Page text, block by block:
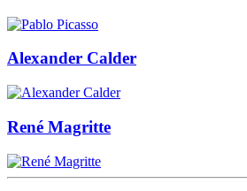
Alexander Calder
René Magritte